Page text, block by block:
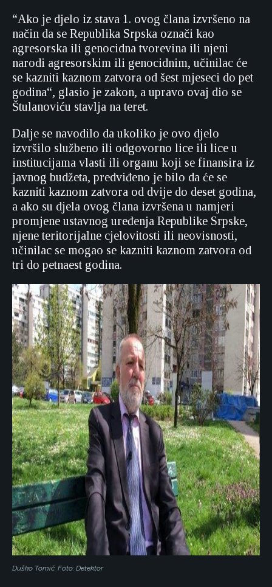
“Ako je djelo iz stava 1. ovog člana izvršeno na
način da se Republika Srpska označi kao
agresorska ili genocidna tvorevina ili njeni
narodi agresorskim ili genocidnim, učinilac će
se kazniti kaznom zatvora od šest mjeseci do pet
godina“, glasio je zakon, a upravo ovaj dio se
Štulanoviću stavlja na teret.
Dalje se navodilo da ukoliko je ovo djelo
izvršilo službeno ili odgovorno lice ili lice u
institucijama vlasti ili organu koji se finansira iz
javnog budžeta, predviđeno je bilo da će se
kazniti kaznom zatvora od dvije do deset godina,
a ako su djela ovog člana izvršena u namjeri
promjene ustavnog uređenja Republike Srpske,
njene teritorijalne cjelovitosti ili neovisnosti,
učinilac se mogao se kazniti kaznom zatvora od
tri do petnaest godina.
Duško Tomić. Foto: Detektor